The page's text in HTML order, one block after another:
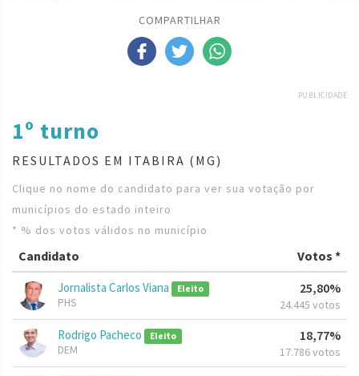
COMPARTILHAR
PUBLICIDADE
1º turno
RESULTADOS EM ITABIRA (MG)
Clique no nome do candidato para ver sua votação por
municípios do estado inteiro
* % dos votos válidos no município
Candidato Votos *
Jornalista Carlos Viana Eleito
PHS
25,80%
24.445 votos
Rodrigo Pacheco Eleito
DEM
18,77%
17.786 votos